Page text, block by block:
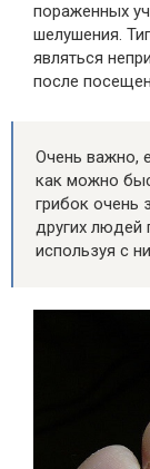
пораженных
шелушения.
являться
после
Очень важно,
как можно
грибок очень
других людей
используя с